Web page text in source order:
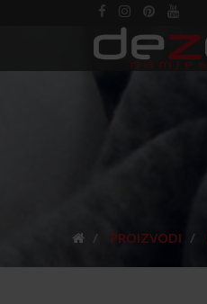
PROIZVODI